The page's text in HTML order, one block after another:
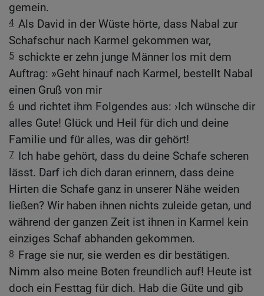
gemein.
4 Als David in der Wüste hörte, dass Nabal zur
Schafschur nach Karmel gekommen war,
5 schickte er zehn junge Männer los mit dem
Auftrag: »Geht hinauf nach Karmel, bestellt Nabal
einen Gruß von mir
6 und richtet ihm Folgendes aus: ›Ich wünsche dir
alles Gute! Glück und Heil für dich und deine
Familie und für alles, was dir gehört!
7 Ich habe gehört, dass du deine Schafe scheren
lässt. Darf ich dich daran erinnern, dass deine
Hirten die Schafe ganz in unserer Nähe weiden
ließen? Wir haben ihnen nichts zuleide getan, und
während der ganzen Zeit ist ihnen in Karmel kein
einziges Schaf abhanden gekommen.
8 Frage sie nur, sie werden es dir bestätigen.
Nimm also meine Boten freundlich auf! Heute ist
doch ein Festtag für dich. Hab die Güte und gib